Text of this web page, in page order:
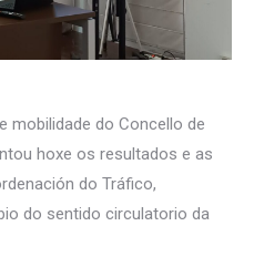
mobilidade do Concello de
hoxe os resultados e as
do Tráfico,
do sentido circulatorio da